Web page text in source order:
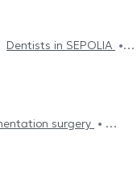
Dentists in SEPOLIA
LARISIS
Dentists in
surgery